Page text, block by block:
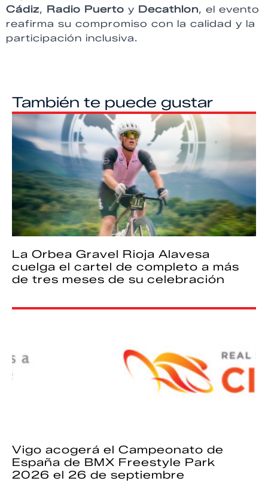
Cádiz, Radio Puerto y Decathlon, el evento
reafirma su compromiso con la calidad y la
participación inclusiva.
También te puede gustar
La Orbea Gravel Rioja Alavesa
cuelga el cartel de completo a más
de tres meses de su celebración
Vigo acogerá el Campeonato de
España de BMX Freestyle Park
2026 el 26 de septiembre